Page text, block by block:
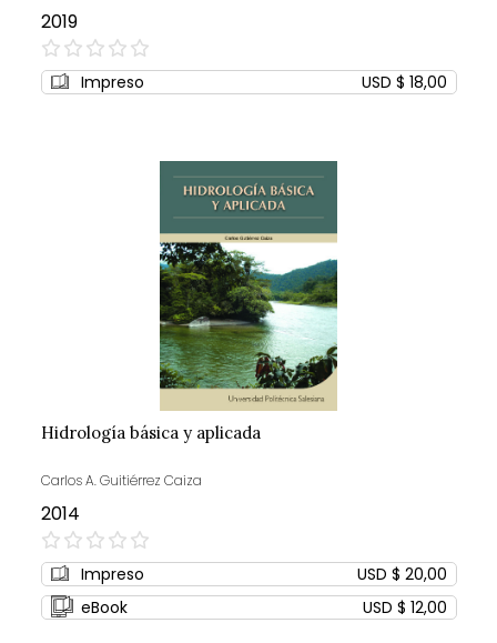
2019
0%
Impreso USD $ 18,00
Hidrología básica y aplicada
Carlos A. Guitiérrez Caiza
2014
0%
Impreso
USD $ 20,00
eBook
USD $ 12,00